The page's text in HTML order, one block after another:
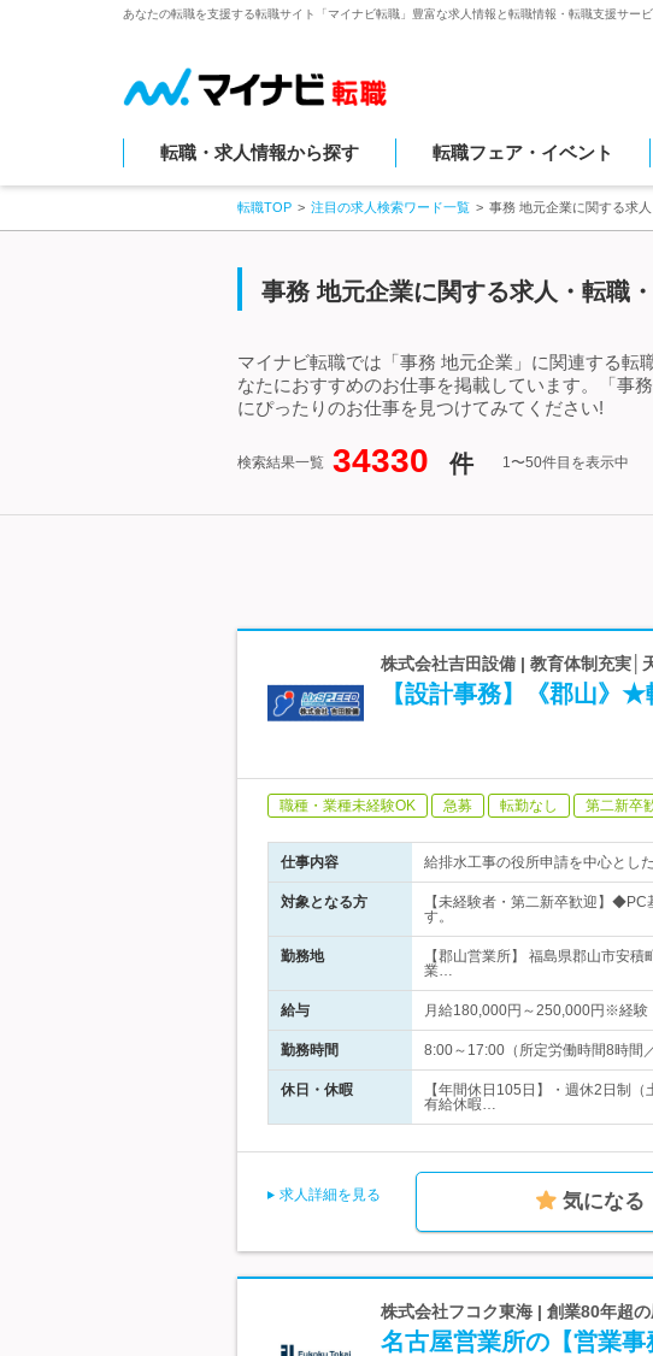
あなたの転職を支援する転職サイト「マイナビ転職」豊富な求人情報と転職情報・転職支援サー
転職・求人情報から探す 転職フェア・イベント
転職TOP 注目の求人検索ワード一覧 事務 地元企業に関する求
事務 地元企業に関する求人・転職
マイナビ転職では「事務 地元企業」に関連する
なたにおすすめのお仕事を掲載しています。「事
にぴったりのお仕事を見つけてみてください!
検索結果一覧 34330 件 1〜50件目を表示中
株式会社吉田設備 | 教育体制充実│
【設計事務】《郡山》★
職種・業種未経験OK 急募 転勤なし 第二新卒
仕事内容 給排水工事の役所申請を中心とし
対象となる方
【未経験者・第二新卒歓迎】
す。
勤務地
【郡山営業所】 福島県郡山市安
業…
給与 月給180,000円～250,000円※経験
勤務時間 8:00～17:00（所定労働時間8時
休日・休暇
【年間休日105日】・週休2日制
有給休暇…
求人詳細を見る 気になる
株式会社フコク東海 | 創業80年超
名古屋営業所の【営業